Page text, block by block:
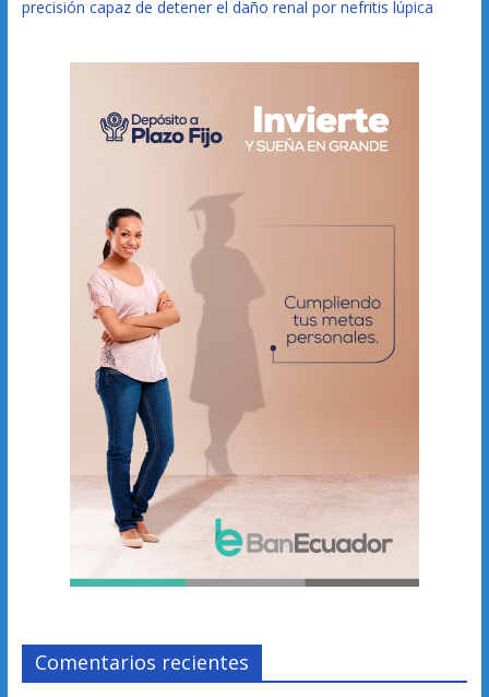
precisión capaz de detener el daño renal por nefritis lúpica
Comentarios recientes